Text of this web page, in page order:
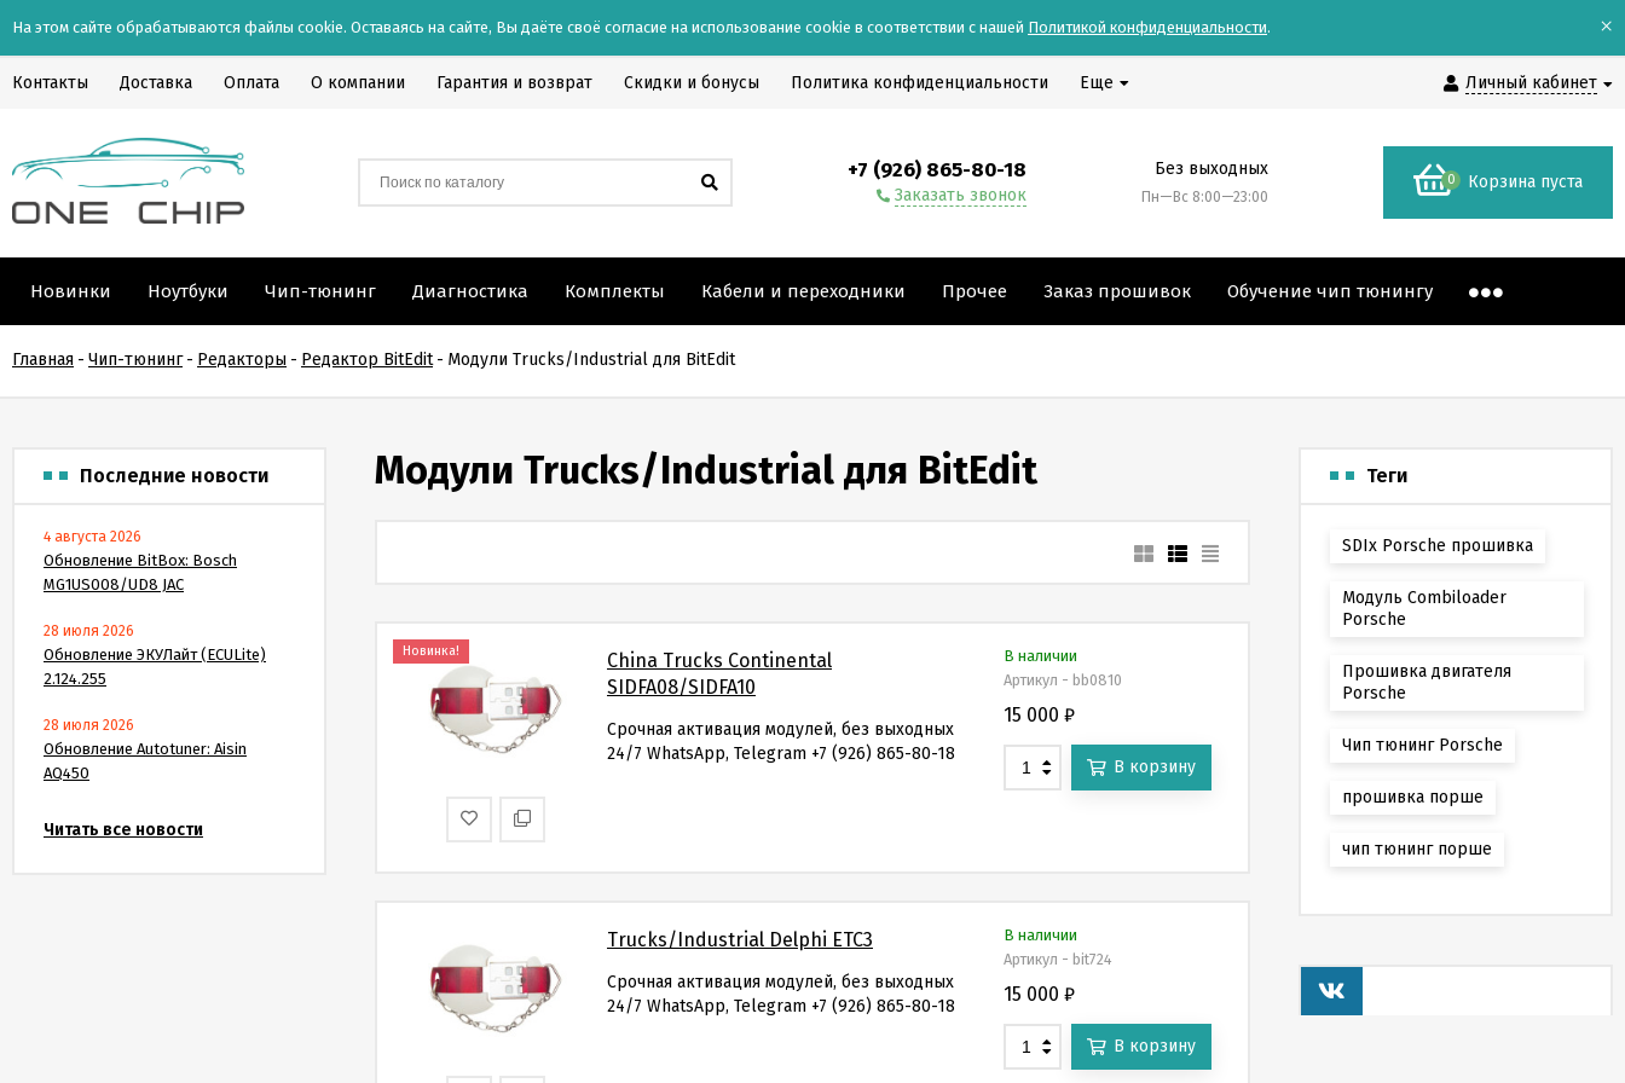
На этом сайте обрабатываются файлы cookie. Оставаясь на сайте, Вы даёте своё согласие на использование cookie в соответствии с нашей Политикой конфиденциальности. ×
Личный кабинет
Контакты Доставка Оплата О компании Гарантия и возврат Скидки и бонусы Политика конфиденциальности Еще
+7 (926) 865-80-18
Заказать звонок
Без выходных
Пн—Вс 8:00—23:00
0 Корзина пуста
Новинки Ноутбуки Чип-тюнинг Диагностика Комплекты Кабели и переходники Прочее Заказ прошивок Обучение чип тюнингу
Главная - Чип-тюнинг - Редакторы - Редактор BitEdit - Модули Trucks/Industrial для BitEdit
Модули Trucks/Industrial для BitEdit
Новинка!
China Trucks Continental
SIDFA08/SIDFA10
Срочная активация модулей, без выходных
24/7 WhatsApp, Telegram +7 (926) 865-80-18
В наличии
Артикул - bb0810
15 000 ₽
В корзину
Trucks/Industrial Delphi ETC3
Срочная активация модулей, без выходных
24/7 WhatsApp, Telegram +7 (926) 865-80-18
В наличии
Артикул - bit724
15 000 ₽
В корзину
Последние новости
4 августа 2026
Обновление BitBox: Bosch
MG1US008/UD8 JAC
28 июля 2026
Обновление ЭКУЛайт (ECULite)
2.124.255
28 июля 2026
Обновление Autotuner: Aisin
AQ450
Читать все новости
Теги
SDIx Porsche прошивка
Модуль Combiloader
Porsche
Прошивка двигателя
Porsche
Чип тюнинг Porsche
прошивка порше
чип тюнинг порше